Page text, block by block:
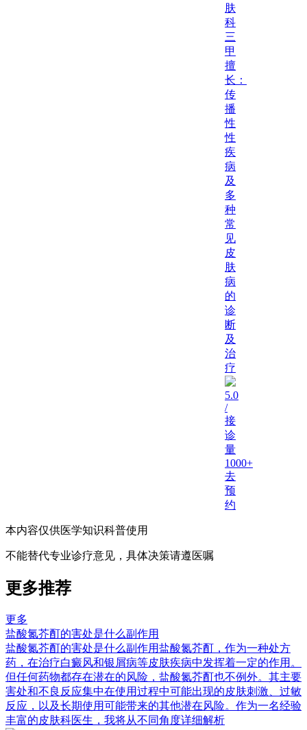
肤
科
三
甲
擅
长：
传
播
性
性
疾
病
及
多
种
常
见
皮
肤
病
的
诊
断
及
治
疗
5.0
/
接
诊
量
1000+
去
预
约
本内容仅供医学知识科普使用
不能替代专业诊疗意见，具体决策请遵医嘱
更多推荐
更多
盐酸氮芥酊的害处是什么副作用
盐酸氮芥酊的害处是什么副作用盐酸氮芥酊，作为一种处方
药，在治疗白癜风和银屑病等皮肤疾病中发挥着一定的作用。
但任何药物都存在潜在的风险，盐酸氮芥酊也不例外。其主要
害处和不良反应集中在使用过程中可能出现的皮肤刺激、过敏
反应，以及长期使用可能带来的其他潜在风险。作为一名经验
丰富的皮肤科医生，我将从不同角度详细解析